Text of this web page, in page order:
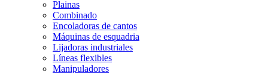
Plainas
Combinado
Encoladoras de cantos
Máquinas de esquadria
Lijadoras industriales
Líneas flexibles
Manipuladores